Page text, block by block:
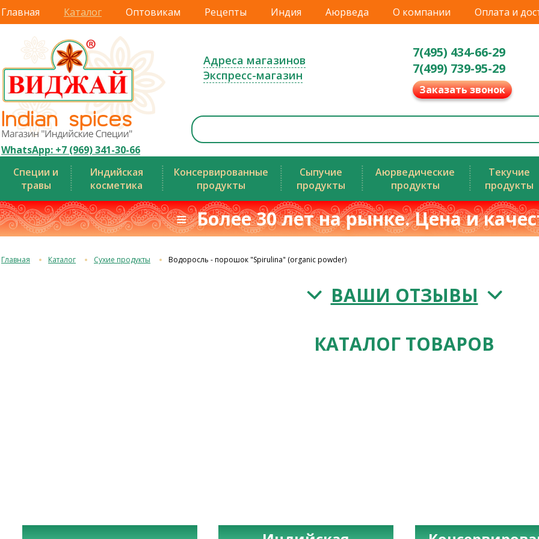
Главная Каталог Оптовикам Рецепты Индия Аюрведа О компании Оплата и
WhatsApp: +7 (969) 341-30-66
Адреса магазинов
Экспресс-магазин
7(495) 434-66-29
7(499) 739-95-29
Заказать звонок
Специи и
травы
Индийская
косметика
Консервированные
продукты
Сыпучие
продукты
Аюрведические
продукты
Текучие
продукты
≡ Более 30 лет на рынке. Цена и
Главная Каталог Сухие продукты Водоросль - порошок "Spirulina" (organic powder)
ВАШИ ОТЗЫВЫ
КАТАЛОГ ТОВАРОВ